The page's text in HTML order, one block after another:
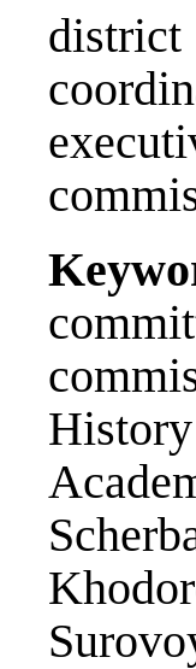
district